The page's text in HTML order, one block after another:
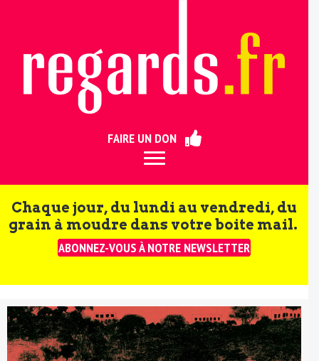
FAIRE UN DON
Chaque jour, du lundi au vendredi, du
grain à moudre dans votre boite mail.
ABONNEZ-VOUS À NOTRE NEWSLETTER